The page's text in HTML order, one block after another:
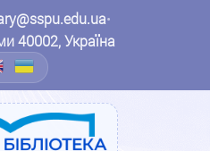
•
40002, Україна